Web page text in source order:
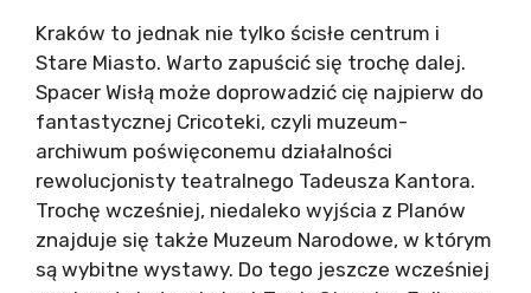
Kraków to jednak nie tylko ścisłe centrum i
Stare Miasto. Warto zapuścić się trochę dalej.
Spacer Wisłą może doprowadzić cię najpierw do
fantastycznej Cricoteki, czyli muzeum-
archiwum poświęconemu działalności
rewolucjonisty teatralnego Tadeusza Kantora.
Trochę wcześniej, niedaleko wyjścia z Planów
znajduje się także Muzeum Narodowe, w którym
są wybitne wystawy. Do tego jeszcze wcześniej